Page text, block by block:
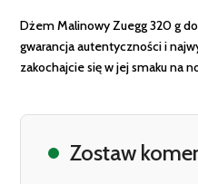
Dżem Malinowy Zuegg 320 g
gwarancja autentyczności i
zakochajcie się w jej smaku na
Zostaw